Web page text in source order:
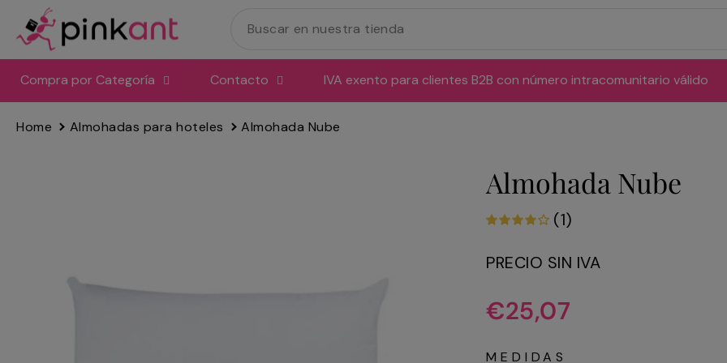
directamente
al
contenido
Compra por Categoría Contacto IVA exento para clientes B2B con número intracomunitario válido
Home Almohadas para hoteles Almohada Nube
Almohada Nube
(1)
PRECIO SIN IVA
Precio
habitual
€25,07
MEDIDAS